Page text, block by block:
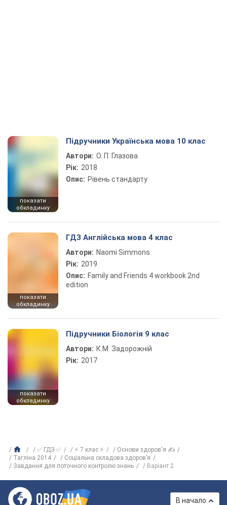
показати
обкладинку
Підручники Українська мова 10 клас
Автори: О. П. Глазова
Рік: 2018
Опис: Рівень стандарту
показати
обкладинку
ГДЗ Англійська мова 4 клас
Автори: Naomi Simmons
Рік: 2019
Опис: Family and Friends 4 workbook 2nd
edition
показати
обкладинку
Підручники Біологія 9 клас
Автори: К.М. Задорожній
Рік: 2017
✅ ГДЗ ✅ ⚡ 7 клас ⚡
Основи здоров'я ✍
Тагліна 2014
Соціальна складова здоров’я
Завдання для поточного контролю знань
Варіант 2
В начало